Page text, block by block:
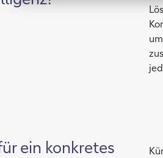
ein konkretes